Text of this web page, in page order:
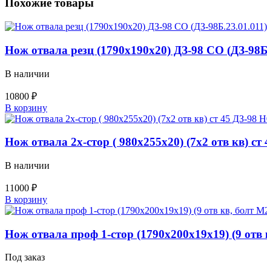
Похожие товары
Нож отвала резц (1790х190х20) ДЗ-98 СО (ДЗ-
В наличии
10800 ₽
Количество
товара
отвала
(1790х190х20)
СО
(ДЗ-98Б.23.01.011)
В корзину
Нож отвала 2х-стор ( 980х255х20) (7х2 отв кв)
В наличии
11000 ₽
Количество
товара
отвала
2х-
стор
В корзину
Нож отвала проф 1-стор (1790х200х19х19) (9
Под заказ